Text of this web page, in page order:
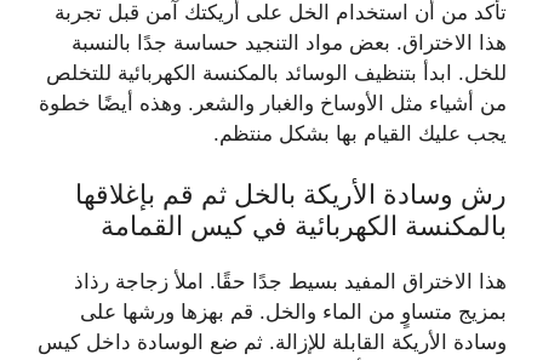
تأكد من أن استخدام الخل على أريكتك آمن قبل تجربة
هذا الاختراق. بعض مواد التنجيد حساسة جدًا بالنسبة
للخل. ابدأ بتنظيف الوسائد بالمكنسة الكهربائية للتخلص
من أشياء مثل الأوساخ والغبار والشعر. وهذه أيضًا خطوة
يجب عليك القيام بها بشكل منتظم.
رش وسادة الأريكة بالخل ثم قم بإغلاقها
بالمكنسة الكهربائية في كيس القمامة
هذا الاختراق المفيد بسيط جدًا حقًا. املأ زجاجة رذاذ
بمزيج متساوٍ من الماء والخل. قم بهزها ورشها على
وسادة الأريكة القابلة للإزالة. ثم ضع الوسادة داخل كيس